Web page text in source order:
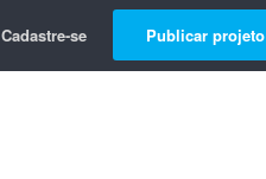
Cadastre-se Publicar projeto